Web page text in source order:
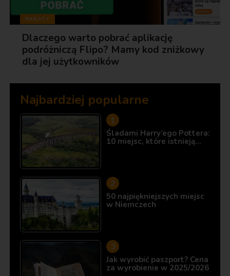
RABATY
Dlaczego warto pobrać aplikację
podróżniczą Flipo? Mamy kod zniżkowy
dla jej użytkowników
Najbardziej popularne
Śladami Harry’ego Pottera:
10 miejsc, które istnieją…
50 najpiękniejszych miejsc
w Niemczech
Jak wyrobić paszport? Cena
za wyrobienie w 2025/2026